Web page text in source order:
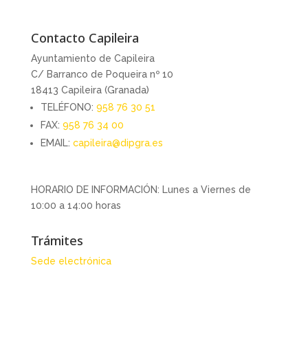
Contacto Capileira
Ayuntamiento de Capileira
C/ Barranco de Poqueira nº 10
18413 Capileira (Granada)
TELÉFONO: 958 76 30 51
FAX: 958 76 34 00
EMAIL: capileira@dipgra.es
HORARIO DE INFORMACIÓN: Lunes a Viernes de
10:00 a 14:00 horas
Trámites
Sede electrónica